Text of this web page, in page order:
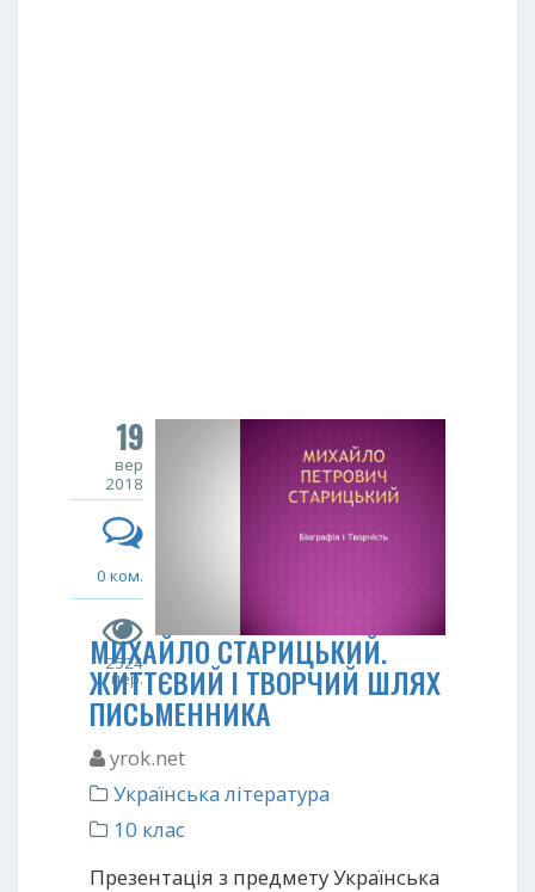
19
вер
2018
0 ком.
2524
пер.
МИХАЙЛО СТАРИЦЬКИЙ.
ЖИТТЄВИЙ І ТВОРЧИЙ ШЛЯХ
ПИСЬМЕННИКА
yrok.net
Українська література
10 клас
Презентація з предмету Українська